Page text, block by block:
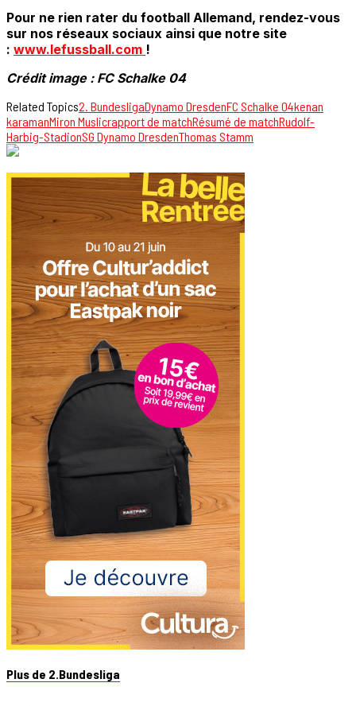
Pour ne rien rater du football Allemand, rendez-vous
sur nos réseaux sociaux ainsi que notre site
: www.lefussball.com !
Crédit image : FC Schalke 04
Related Topics2. BundesligaDynamo DresdenFC Schalke 04kenan
karamanMiron Muslicrapport de matchRésumé de matchRudolf-
Harbig-StadionSG Dynamo DresdenThomas Stamm
Plus de 2.Bundesliga